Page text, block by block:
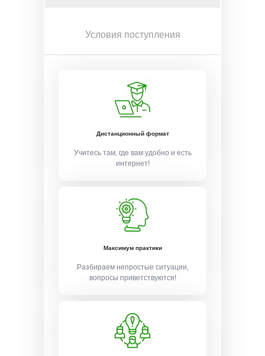
Условия поступления
Дистанционный формат
Учитесь там, где вам удобно и есть
интернет!
Максимум практики
Разбираем непростые ситуации,
вопросы приветствуются!